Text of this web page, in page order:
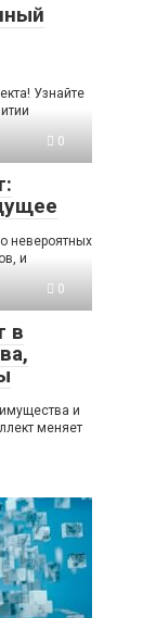
Узнайте
0
невероятных
и
0
в
и
меняет